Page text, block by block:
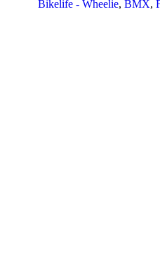
Bikelife - Wheelie,BMX,